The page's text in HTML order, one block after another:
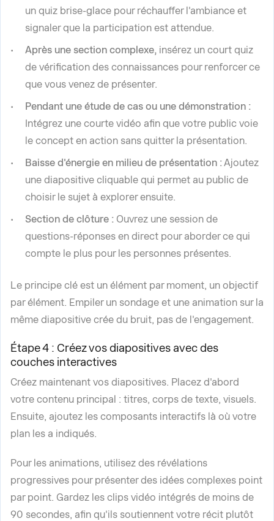
un quiz brise-glace pour réchauffer l'ambiance et
signaler que la participation est attendue.
Après une section complexe, insérez un court quiz
de vérification des connaissances pour renforcer ce
que vous venez de présenter.
Pendant une étude de cas ou une démonstration :
Intégrez une courte vidéo afin que votre public voie
le concept en action sans quitter la présentation.
Baisse d'énergie en milieu de présentation :Ajoutez
une diapositive cliquable qui permet au public de
choisir le sujet à explorer ensuite.
Section de clôture : Ouvrez une session de
questions-réponses en direct pour aborder ce qui
compte le plus pour les personnes présentes.
Le principe clé est un élément par moment, un objectif
par élément. Empiler un sondage et une animation sur la
même diapositive crée du bruit, pas de l'engagement.
Étape 4 : Créez vos diapositives avec des
couches interactives
Créez maintenant vos diapositives. Placez d'abord
votre contenu principal : titres, corps de texte, visuels.
Ensuite, ajoutez les composants interactifs là où votre
plan les a indiqués.
Pour les animations, utilisez des révélations
progressives pour présenter des idées complexes point
par point. Gardez les clips vidéo intégrés de moins de
90 secondes, afin qu'ils soutiennent votre récit plutôt